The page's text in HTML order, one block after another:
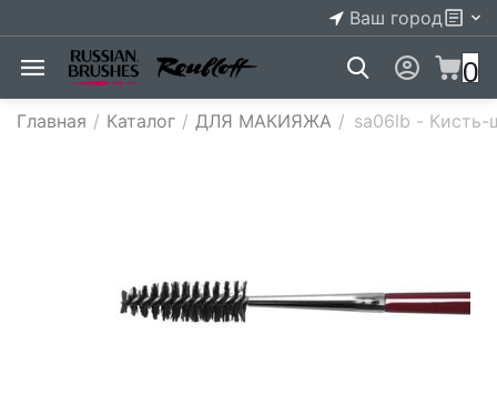
Ваш город
0
Главная / Каталог / ДЛЯ МАКИЯЖА / sa06lb - Кисть-